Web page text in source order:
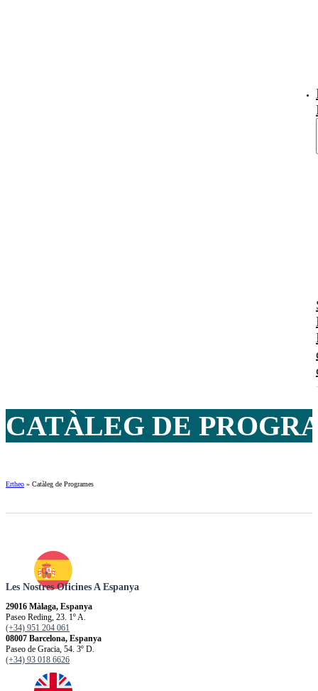
CATÀLEG DE
Ertheo » Catàleg de Programes
Les Nostres Oficines A Espanya
29016 Màlaga, Espanya
Paseo Reding, 23. 1º A.
(+34) 951 204 061
08007 Barcelona, Espanya
Paseo de Gracia, 54. 3º D.
(+34) 93 018 6626